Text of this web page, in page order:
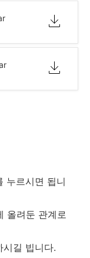
누르시면 됩니
올려둔 관계로
길 빕니다.